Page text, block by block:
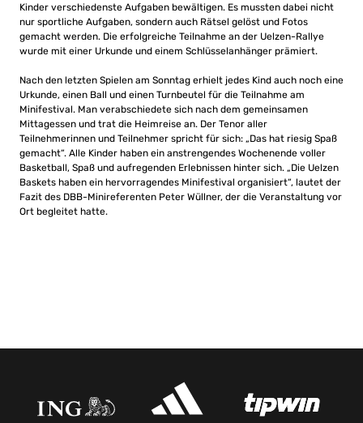
Kinder verschiedenste Aufgaben bewältigen. Es mussten dabei nicht
nur sportliche Aufgaben, sondern auch Rätsel gelöst und Fotos
gemacht werden. Die erfolgreiche Teilnahme an der Uelzen-Rallye
wurde mit einer Urkunde und einem Schlüsselanhänger prämiert.
Nach den letzten Spielen am Sonntag erhielt jedes Kind auch noch eine
Urkunde, einen Ball und einen Turnbeutel für die Teilnahme am
Minifestival. Man verabschiedete sich nach dem gemeinsamen
Mittagessen und trat die Heimreise an. Der Tenor aller
Teilnehmerinnen und Teilnehmer spricht für sich: „Das hat riesig Spaß
gemacht“. Alle Kinder haben ein anstrengendes Wochenende voller
Basketball, Spaß und aufregenden Erlebnissen hinter sich. „Die Uelzen
Baskets haben ein hervorragendes Minifestival organisiert“, lautet der
Fazit des DBB-Minireferenten Peter Wüllner, der die Veranstaltung vor
Ort begleitet hatte.